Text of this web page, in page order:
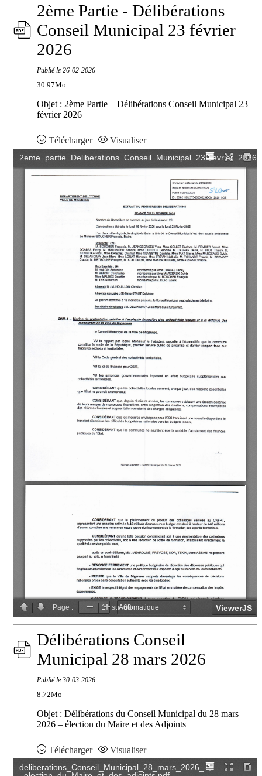
2ème Partie - Délibérations
Conseil Municipal 23 février
2026
Publié le 26-02-2026
30.97Mo
Objet : 2ème Partie – Délibérations Conseil Municipal 23
février 2026
Télécharger Visualiser
Délibérations Conseil
Municipal 28 mars 2026
Publié le 30-03-2026
8.72Mo
Objet : Délibérations du Conseil Municipal du 28 mars
2026 – élection du Maire et des Adjoints
Télécharger Visualiser